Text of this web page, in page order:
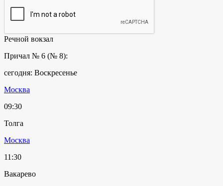
Речной вокзал
Причал № 6 (№ 8):
сегодня: Воскресенье
Москва
09:30
Толга
Москва
11:30
Вакарево